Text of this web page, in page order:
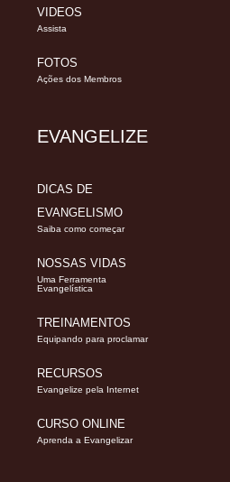
VIDEOS
Assista
FOTOS
Ações dos Membros
EVANGELIZE
DICAS DE
EVANGELISMO
Saiba como começar
NOSSAS VIDAS
Uma Ferramenta
Evangelística
TREINAMENTOS
Equipando para proclamar
RECURSOS
Evangelize pela Internet
CURSO ONLINE
Aprenda a Evangelizar